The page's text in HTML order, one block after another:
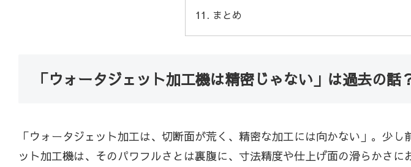
まとめ
「ウォータジェット加工機は精密じゃない」は過去の話
「ウォータジェット加工は、切断面が荒く、精密な加工には向かない」。少
ット加工機は、そのパワフルさとは裏腹に、寸法精度や仕上げ面の滑らかさ